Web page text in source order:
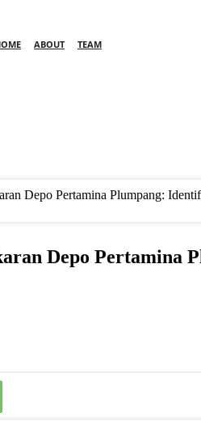
Anda
ABOUT TEAM
Depo Pertamina Plumpang:
Depo Pertamina